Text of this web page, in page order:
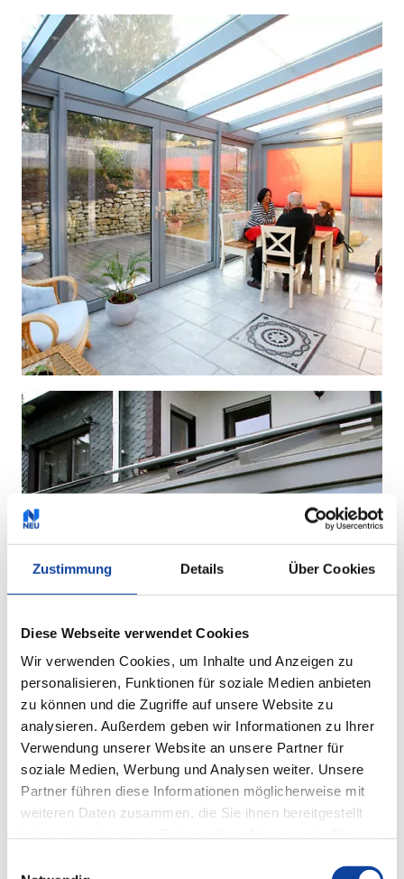
Zustimmung Details Über Cookies
Diese Webseite verwendet Cookies
Wir verwenden Cookies, um Inhalte und Anzeigen zu
personalisieren, Funktionen für soziale Medien anbieten
zu können und die Zugriffe auf unsere Website zu
analysieren. Außerdem geben wir Informationen zu Ihrer
Verwendung unserer Website an unsere Partner für
soziale Medien, Werbung und Analysen weiter. Unsere
Partner führen diese Informationen möglicherweise mit
weiteren Daten zusammen, die Sie ihnen bereitgestellt